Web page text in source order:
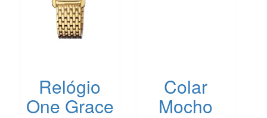
Relógio
One Grace
Colar
Mocho